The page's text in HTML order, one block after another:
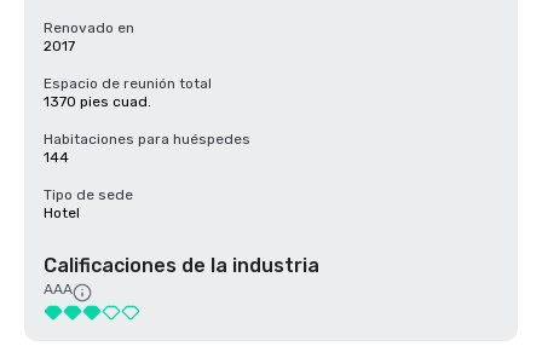
Renovado en
2017
Espacio de reunión total
1370 pies cuad.
Habitaciones para huéspedes
144
Tipo de sede
Hotel
Calificaciones de la industria
AAA